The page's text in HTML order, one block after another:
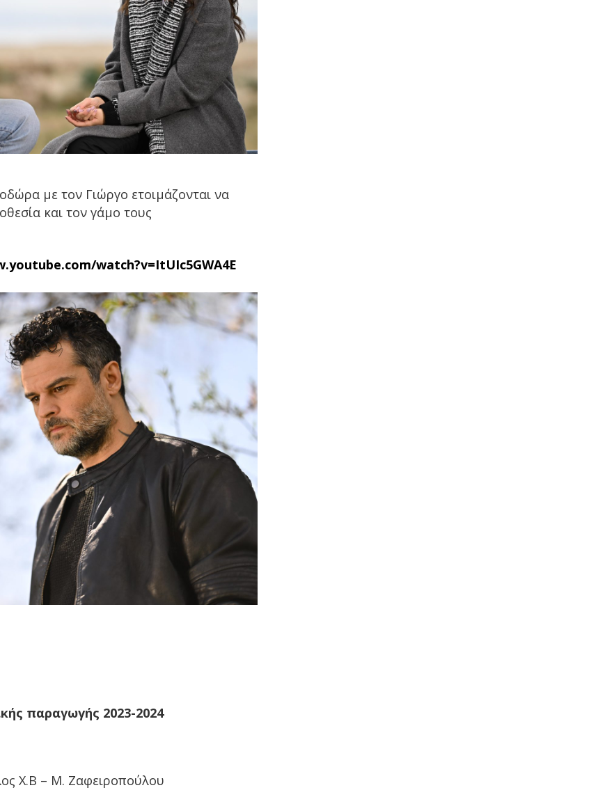
με τον Γιώργο ετοιμάζονται να
και τον γάμο τους
watch?v=ItUIc5GWA4E
παραγωγής 2023-2024
Χ.Β – Μ. Ζαφειροπούλου